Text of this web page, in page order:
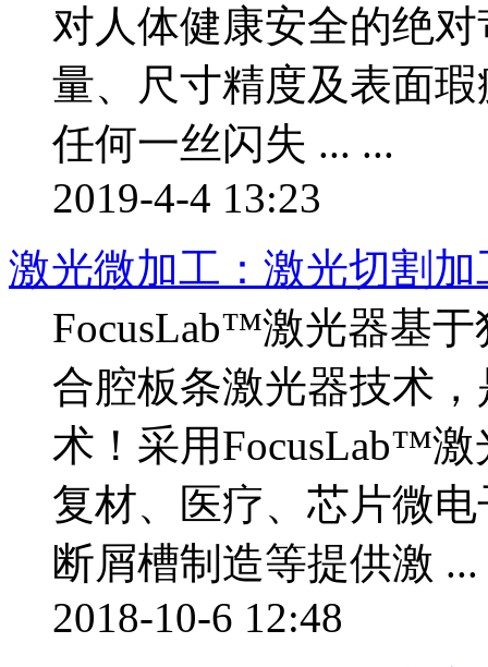
对人体健康安全的绝
量、尺寸精度及表面
任何一丝闪失 ... ...
2019-4-4 13:23
激光微加工：激光切割
FocusLab™激光器基
合腔板条激光器技术
术！采用FocusLab™激
复材、医疗、芯片微
断屑槽制造等提供激 ...
2018-10-6 12:48